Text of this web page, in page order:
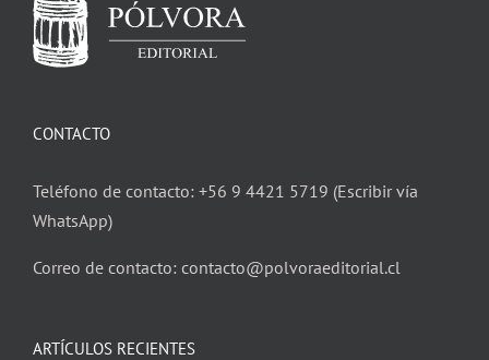
CONTACTO
Teléfono de contacto: +56 9 4421 5719 (Escribir vía
WhatsApp)
Correo de contacto: contacto@polvoraeditorial.cl
ARTÍCULOS RECIENTES